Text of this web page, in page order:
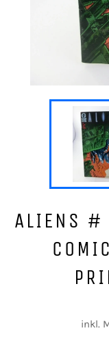
ALIENS #
inkl.